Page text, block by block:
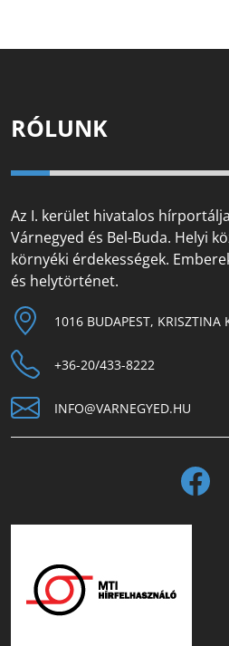
RÓLUNK
Az I. kerület hivatalos
Várnegyed és Bel-Buda. Helyi
környéki érdekességek.
és helytörténet.
1016 BUDAPEST, KRISZTINA
+36-20/433-8222
INFO@VARNEGYED.HU